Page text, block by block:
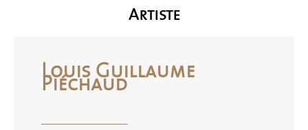
Artiste
Louis Guillaume
Piéchaud